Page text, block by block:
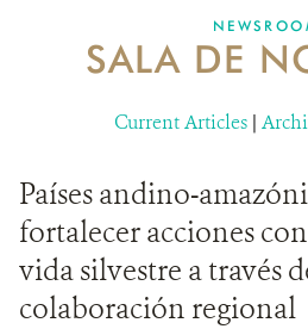
MECANISMO DE ATENCIÓN DE
DONA
SALA DE
Current Articles |
Países andino-
fortalecer acciones
vida silvestre a través
colaboración regional